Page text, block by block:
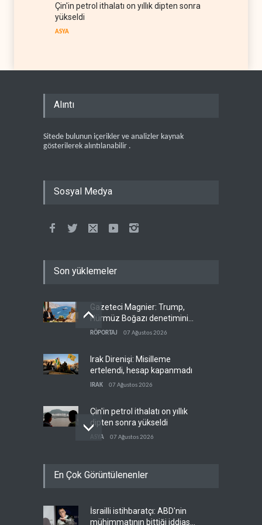
Çin'in petrol ithalatı on yıllık dipten sonra
yükseldi
ASYA
Alıntı
Sitede bulunun içerikler ve analizler kaynak
gösterilerek alıntılanabilir .
Sosyal Medya
Son yüklemeler
Gazeteci Magnier: Trump,
Hürmüz Boğazı denetimini
doğrudan İran ve Umman'a
RÖPORTAJ 07 Ağustos 2026
Irak Direnişi: Misilleme
ertelendi, hesap kapanmadı
IRAK 07 Ağustos 2026
Çin'in petrol ithalatı on yıllık
dipten sonra yükseldi
ASYA 07 Ağustos 2026
sonra petrol üretimini rekor
The Telegraph: Hürmüz
En Çok Görüntülenenler
İsrailli istihbaratçı: ABD'nin
mühimmatının bittiği iddiası